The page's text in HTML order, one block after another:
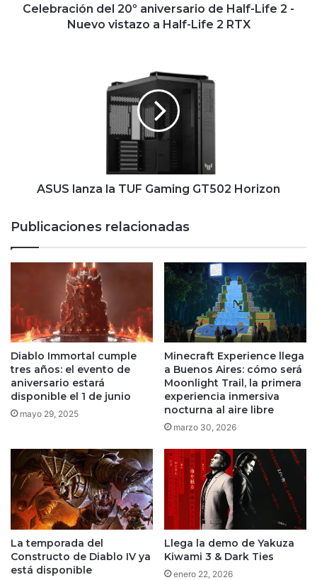
Nuevo
Celebración del 20º aniversario de Half-Life 2 -
Nuevo vistazo a Half-Life 2 RTX
ASUS lanza la TUF Gaming GT502 Horizon
Publicaciones relacionadas
Diablo Immortal cumple
tres años: el evento de
aniversario estará
disponible el 1 de junio
mayo 29, 2025
Minecraft Experience llega
a Buenos Aires: cómo será
Moonlight Trail, la primera
experiencia inmersiva
nocturna al aire libre
marzo 30, 2026
La temporada del
Constructo de Diablo IV ya
está disponible
Llega la demo de Yakuza
Kiwami 3 & Dark Ties
enero 22, 2026